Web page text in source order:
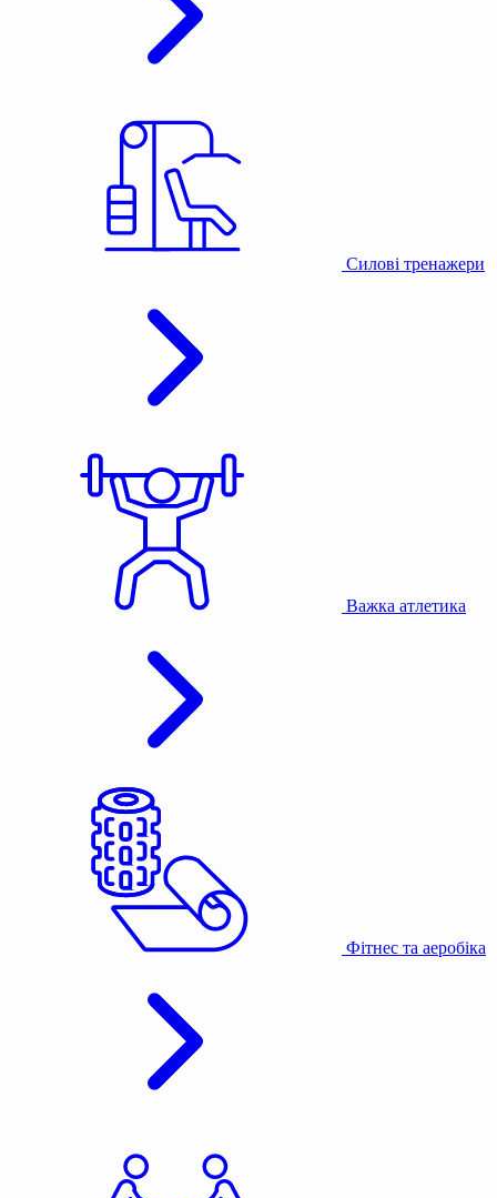
Силові тренажери
Важка атлетика
Фітнес та аеробіка